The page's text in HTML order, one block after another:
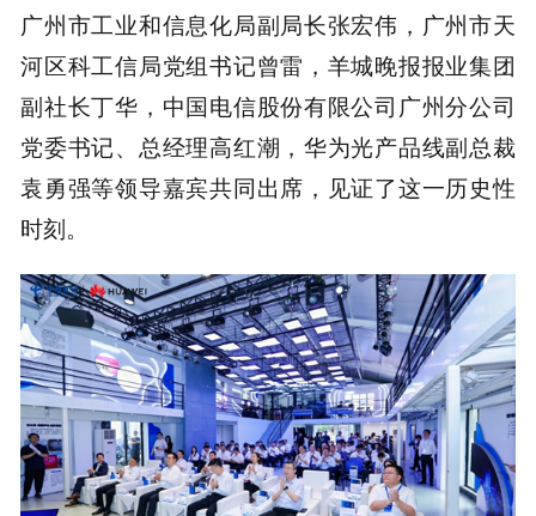
广州市工业和信息化局副局长张宏伟，广州市天
河区科工信局党组书记曾雷，羊城晚报报业集团
副社长丁华，中国电信股份有限公司广州分公司
党委书记、总经理高红潮，华为光产品线副总裁
袁勇强等领导嘉宾共同出席，见证了这一历史性
时刻。